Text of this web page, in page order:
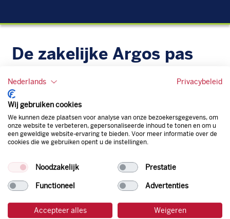
De zakelijke Argos pas
Je bent beter op weg met de gratis zakelijke tankpas van
Argos. Geen administratieve rompslomp dankzij ons
digitale facturatiesysteem dat automatisch alles bijhoudt.
Zo bespaar je dus tijd, geld en energie.
Onze tankpas is super flexibel, zo geniet je van het gemak
van een flexibele limiet, zit je niet vast aan een contract en
brandstof mee betaalt kunnen worden.
Bovendien profiteer je altijd van een gegarandeerde
korting. Mocht de pompprijs toch lager zijn dan betaal je
natuurlijk de prijs aan de pomp. Zo ben je altijd verzekerd
van de laagste prijs.
Nederlands Privacybeleid
Wij gebruiken cookies
We kunnen deze plaatsen voor analyse van onze bezoekersgegevens, om
onze website te verbeteren, gepersonaliseerde inhoud te tonen en om u
een geweldige website-ervaring te bieden. Voor meer informatie over de
cookies die we gebruiken opent u de instellingen.
Noodzakelijk Prestatie
Functioneel Advertenties
Accepteer alles Weigeren